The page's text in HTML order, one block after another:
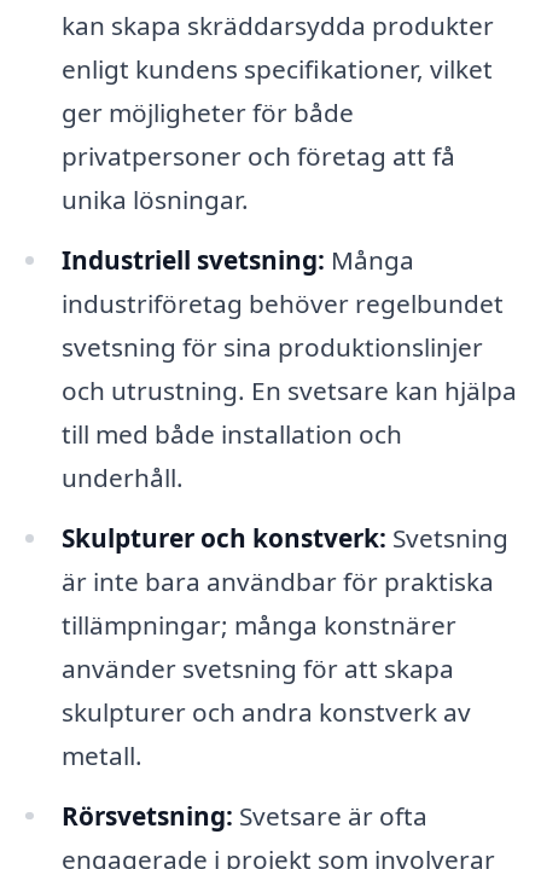
kan skapa skräddarsydda produkter
enligt kundens specifikationer, vilket
ger möjligheter för både
privatpersoner och företag att få
unika lösningar.
Industriell svetsning: Många
industriföretag behöver regelbundet
svetsning för sina produktionslinjer
och utrustning. En svetsare kan hjälpa
till med både installation och
underhåll.
Skulpturer och konstverk: Svetsning
är inte bara användbar för praktiska
tillämpningar; många konstnärer
använder svetsning för att skapa
skulpturer och andra konstverk av
metall.
Rörsvetsning: Svetsare är ofta
engagerade i projekt som involverar